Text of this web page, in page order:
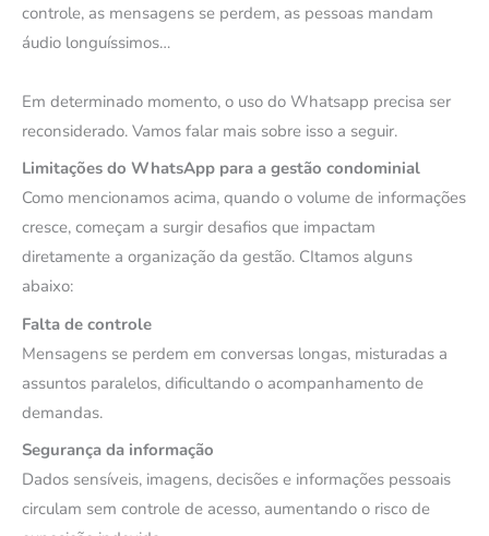
controle, as mensagens se perdem, as pessoas mandam
áudio longuíssimos…
Em determinado momento, o uso do Whatsapp precisa ser
reconsiderado. Vamos falar mais sobre isso a seguir.
Limitações do WhatsApp para a gestão condominial
Como mencionamos acima, quando o volume de informações
cresce, começam a surgir desafios que impactam
diretamente a organização da gestão. CItamos alguns
abaixo:
Falta de controle
Mensagens se perdem em conversas longas, misturadas a
assuntos paralelos, dificultando o acompanhamento de
demandas.
Segurança da informação
Dados sensíveis, imagens, decisões e informações pessoais
circulam sem controle de acesso, aumentando o risco de